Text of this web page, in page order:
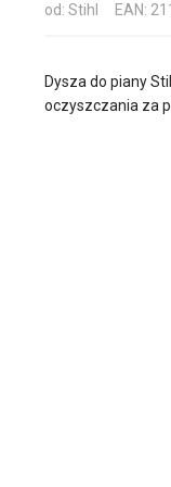
od: Stihl EAN:
Dysza do piany
oczyszczania za